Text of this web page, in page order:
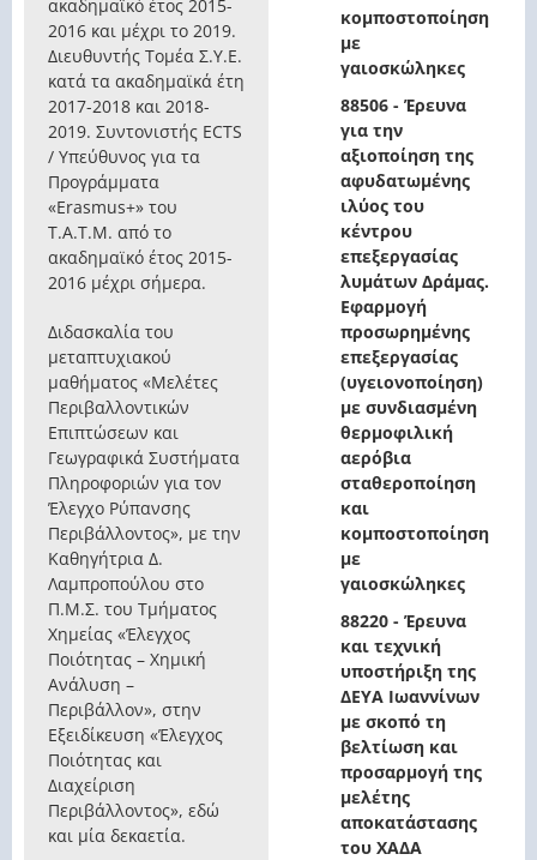
ακαδημαϊκό έτος 2015-
2016 και μέχρι το 2019.
Διευθυντής Τομέα Σ.Υ.Ε.
κατά τα ακαδημαϊκά έτη
2017-2018 και 2018-
2019. Συντονιστής ECTS
/ Υπεύθυνος για τα
Προγράμματα
«Erasmus+» του
Τ.Α.Τ.Μ. από το
ακαδημαϊκό έτος 2015-
2016 μέχρι σήμερα.
Διδασκαλία του
μεταπτυχιακού
μαθήματος «Μελέτες
Περιβαλλοντικών
Επιπτώσεων και
Γεωγραφικά Συστήματα
Πληροφοριών για τον
Έλεγχο Ρύπανσης
Περιβάλλοντος», με την
Καθηγήτρια Δ.
Λαμπροπούλου στο
Π.Μ.Σ. του Τμήματος
Χημείας «Έλεγχος
Ποιότητας – Χημική
Ανάλυση –
Περιβάλλον», στην
Εξειδίκευση «Έλεγχος
Ποιότητας και
Διαχείριση
Περιβάλλοντος», εδώ
και μία δεκαετία.
κομποστοποίηση
με
γαιοσκώληκες
88506 - Έρευνα
για την
αξιοποίηση της
αφυδατωμένης
ιλύος του
κέντρου
επεξεργασίας
λυμάτων Δράμας.
Εφαρμογή
προσωρημένης
επεξεργασίας
(υγειονοποίηση)
με συνδιασμένη
θερμοφιλική
αερόβια
σταθεροποίηση
και
κομποστοποίηση
με
γαιοσκώληκες
88220 - Έρευνα
και τεχνική
υποστήριξη της
ΔΕΥΑ Ιωαννίνων
με σκοπό τη
βελτίωση και
προσαρμογή της
μελέτης
αποκατάστασης
του ΧΑΔΑ